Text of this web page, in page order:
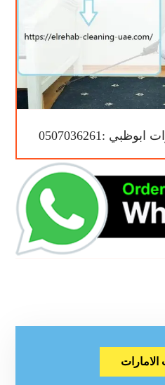
:0507036261